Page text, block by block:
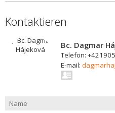
Kontaktieren
Bc. Dagmar
Telefon:
E-mail: